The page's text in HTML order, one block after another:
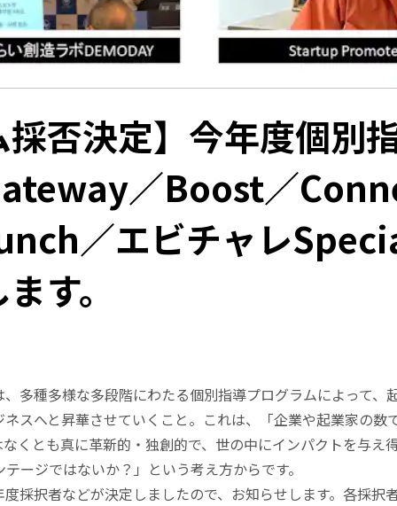
否決定】今年度個別
／Boost／
／エビチャレ
す。
多種多様な多段階にわたる個別指導プログラムによって、
スへと昇華させていくこと。これは、「企業や起業家の数
くとも真に革新的・独創的で、世の中にインパクトを与え
ージではないか？」という考え方からです。
採択者などが決定しましたので、お知らせします。各採択